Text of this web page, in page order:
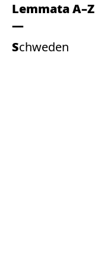
Lemmata A–Z
Schweden